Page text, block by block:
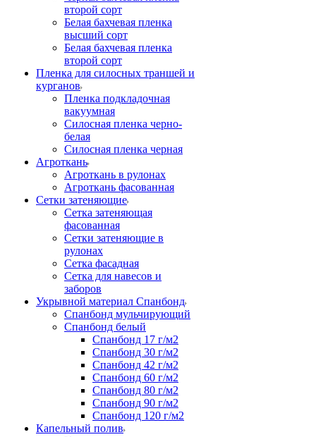
второй сорт
Белая бахчевая пленка
высший сорт
Белая бахчевая пленка
второй сорт
Пленка для силосных траншей и
курганов
Пленка подкладочная
вакуумная
Силосная пленка черно-
белая
Силосная пленка черная
Агроткань
Агроткань в рулонах
Агроткань фасованная
Сетки затеняющие
Сетка затеняющая
фасованная
Сетки затеняющие в
рулонах
Сетка фасадная
Сетка для навесов и
заборов
Укрывной материал Спанбонд
Спанбонд мульчирующий
Спанбонд белый
Спанбонд 17 г/м2
Спанбонд 30 г/м2
Спанбонд 42 г/м2
Спанбонд 60 г/м2
Спанбонд 80 г/м2
Спанбонд 90 г/м2
Спанбонд 120 г/м2
Капельный полив